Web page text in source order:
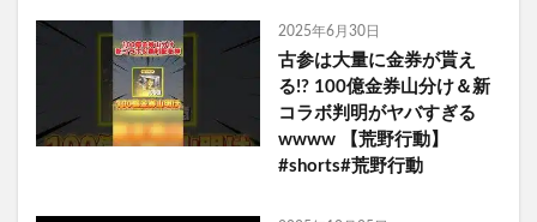
2025年6月30日
古参は大量に金券が貰え
る!? 100億金券山分け＆新
コラボ判明がヤバすぎる
wwww 【荒野行動】
#shorts#荒野行動